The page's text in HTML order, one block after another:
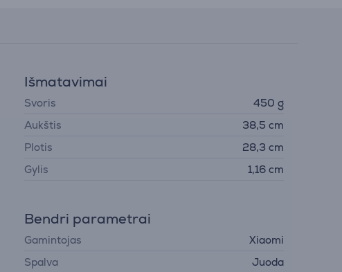
Išmatavimai
Svoris
450 g
Aukštis
38,5 cm
Plotis
28,3 cm
Gylis
1,16 cm
Bendri parametrai
Gamintojas
Xiaomi
Spalva
Juoda